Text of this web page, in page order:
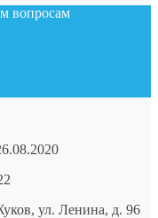
вопросам
ул. Ленина, д. 96